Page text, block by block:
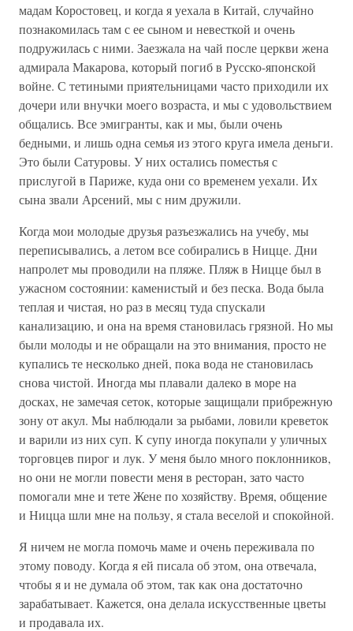
мадам Коростовец, и когда я уехала в Китай, случайно
познакомилась там с ее сыном и невесткой и очень
подружилась с ними. Заезжала на чай после церкви жена
адмирала Макарова, который погиб в Русско-японской
войне. С тетиными приятельницами часто приходили их
дочери или внучки моего возраста, и мы с удовольствием
общались. Все эмигранты, как и мы, были очень
бедными, и лишь одна семья из этого круга имела деньги.
Это были Сатуровы. У них остались поместья с
прислугой в Париже, куда они со временем уехали. Их
сына звали Арсений, мы с ним дружили.
Когда мои молодые друзья разъезжались на учебу, мы
переписывались, а летом все собирались в Ницце. Дни
напролет мы проводили на пляже. Пляж в Ницце был в
ужасном состоянии: каменистый и без песка. Вода была
теплая и чистая, но раз в месяц туда спускали
канализацию, и она на время становилась грязной. Но мы
были молоды и не обращали на это внимания, просто не
купались те несколько дней, пока вода не становилась
снова чистой. Иногда мы плавали далеко в море на
досках, не замечая сеток, которые защищали прибрежную
зону от акул. Мы наблюдали за рыбами, ловили креветок
и варили из них суп. К супу иногда покупали у уличных
торговцев пирог и лук. У меня было много поклонников,
но они не могли повести меня в ресторан, зато часто
помогали мне и тете Жене по хозяйству. Время, общение
и Ницца шли мне на пользу, я стала веселой и спокойной.
Я ничем не могла помочь маме и очень переживала по
этому поводу. Когда я ей писала об этом, она отвечала,
чтобы я и не думала об этом, так как она достаточно
зарабатывает. Кажется, она делала искусственные цветы
и продавала их.